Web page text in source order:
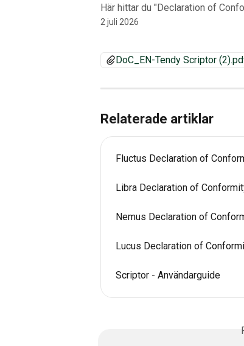
Här hittar du "Declaration of
2 juli 2026
DoC_EN-Tendy Scriptor
Relaterade artiklar
Fluctus Declaration of
Libra Declaration of
Nemus Declaration of
Lucus Declaration of
Scriptor - Användarguide